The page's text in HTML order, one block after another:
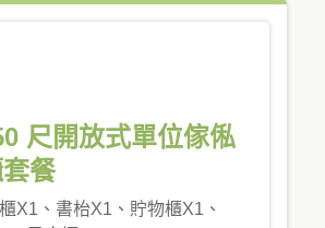
尺開放式單位傢俬
餐
X1、書枱X1、貯物櫃X1、